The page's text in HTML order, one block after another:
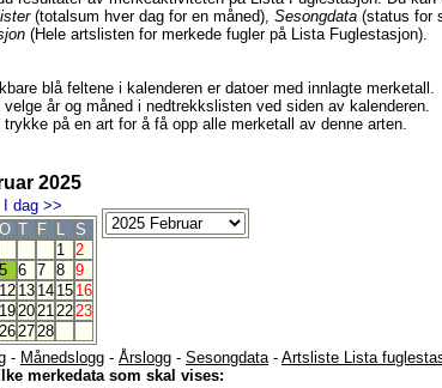
(totalsum hver dag for en måned), Sesongdata (status for
(Hele artslisten for merkede fugler på Lista Fuglestasjon).
blå feltene i kalenderen er datoer med innlagte merketall.
velge år og måned i nedtrekkslisten ved siden av kalenderen.
trykke på en art for å få opp alle merketall av denne arten.
2025
I dag >>
O T F L
S
1 2
5 6 7 8 9
12 13 14 15 16
1920212223
262728
- Månedslogg - Årslogg - Sesongdata- Artsliste Lista
merkedata som skal vises: